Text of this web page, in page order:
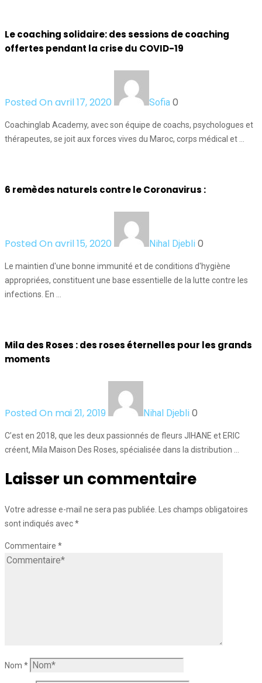
Le coaching solidaire: des sessions de coaching
offertes pendant la crise du COVID-19
Posted On avril 17, 2020 Sofia 0
Coachinglab Academy, avec son équipe de coachs, psychologues et
thérapeutes, se joit aux forces vives du Maroc, corps médical et …
6 remèdes naturels contre le Coronavirus :
Posted On avril 15, 2020 Nihal Djebli 0
Le maintien d'une bonne immunité et de conditions d'hygiène
appropriées, constituent une base essentielle de la lutte contre les
infections. En …
Mila des Roses : des roses éternelles pour les grands
moments
Posted On mai 21, 2019 Nihal Djebli 0
C’est en 2018, que les deux passionnés de fleurs JIHANE et ERIC
créent, Mila Maison Des Roses, spécialisée dans la distribution …
Laisser un commentaire
Votre adresse e-mail ne sera pas publiée.
Les champs obligatoires
sont indiqués avec*
Commentaire *
Nom *